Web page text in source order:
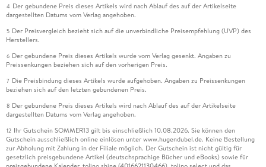
4 Der gebundene Preis dieses Artikels wird nach Ablauf des auf der Artikelseite
dargestellten Datums vom Verlag angehoben.
5 Der Preisvergleich bezieht sich auf die unverbindliche Preisempfehlung (UVP) des
Herstellers.
6 Der gebundene Preis dieses Artikels wurde vom Verlag gesenkt. Angaben zu
Preissenkungen beziehen sich auf den vorherigen Preis.
7 Die Preisbindung dieses Artikels wurde aufgehoben. Angaben zu Preissenkungen
beziehen sich auf den letzten gebundenen Preis.
8 Der gebundene Preis dieses Artikels wird nach Ablauf des auf der Artikelseite
dargestellten Datums vom Verlag angehoben.
12 Ihr Gutschein SOMMER13 gilt bis einschließlich 10.08.2026. Sie können den
Gutschein ausschließlich online einlösen unter www.hugendubel.de. Keine Bestellung
zur Abholung mit Zahlung in der Filiale möglich. Der Gutschein ist nicht gültig für
gesetzlich preisgebundene Artikel (deutschsprachige Bücher und eBooks) sowie für